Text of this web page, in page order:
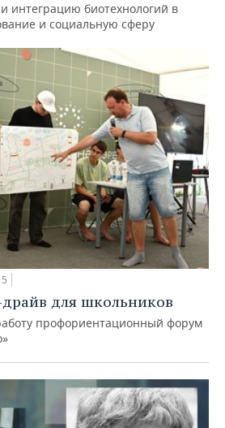
интеграцию биотехнологий в
и социальную сферу
для школьников
профориентационный форум